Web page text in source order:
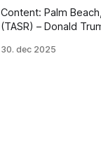
Content: Palm
(TASR) – Donald
vyhlásil, že
30. dec 2025